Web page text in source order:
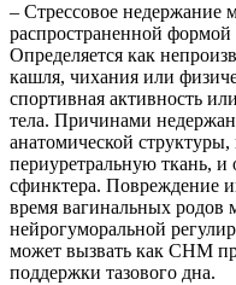
– Стрессовое недержание
распространенной
Определяется как
кашля, чихания или
спортивная активность
тела. Причинами
анатомической
периуретральную ткань, и
сфинктера. Повреждение
время вагинальных родов
нейрогуморальной
может вызвать как СНМ
поддержки тазового дна.